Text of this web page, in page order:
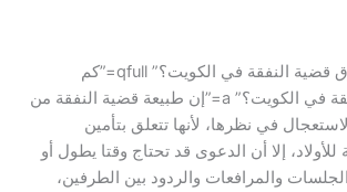
[QA q=”كم تستغرق قضية النفقة في الكويت؟” qfull=”كم
تستغرق قضية النفقة في الكويت؟” a=”إن طبيعة قضية النفقة من
في نظرها، لأنها تتعلق بتأمين
إلا أن الدعوى قد تحتاج وقتا يطول أو
والمرافعات والردود بين الطرفين،